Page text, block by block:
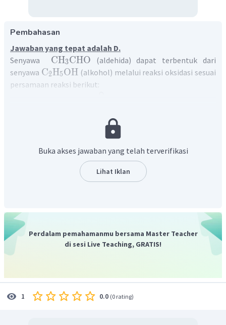
Pembahasan
Jawaban yang tepat adalah D.
Senyawa CH3CHO (aldehida) dapat terbentuk dari
senyawa C2H5OH(alkohol) melalui reaksi oksidasi sesuai
persamaan reaksi berikut:
Pada reaksi di atas, terjadi perubahan ikatan dari jenuh
menjadi tak jenuh (ikatan rangkap), ini merupakan ciri dari
reaksi eliminasi dengan dilepaskannya
Buka akses jawaban yang telah terverifikasi
Lihat Iklan
Perdalam pemahamanmu bersama Master Teacher
di sesi Live Teaching, GRATIS!
1 0.0 (0 rating)